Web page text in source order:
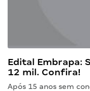
Edital Embrapa:
12 mil. Confira!
Após 15 anos sem